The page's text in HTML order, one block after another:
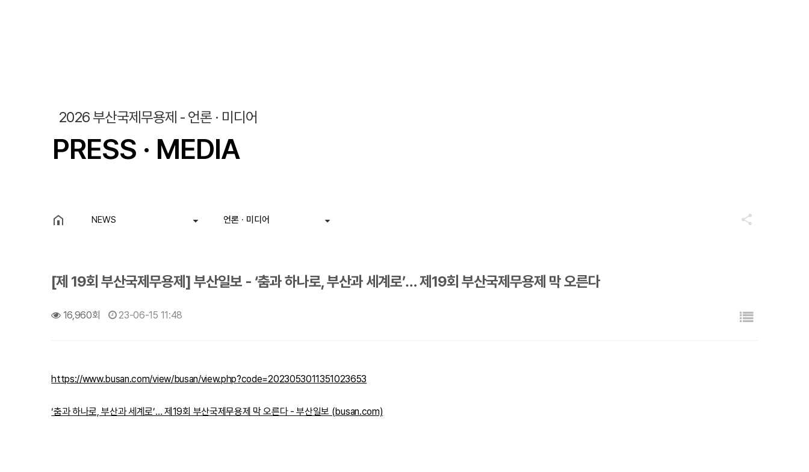
2026 부산국제무용제 - 언론 · 미디어
PRESS · MEDIA
NEWS 언론 · 미디어
[제 19회 부산국제무용제] 부산일보 - ‘춤과 하나로, 부산과 세계로’… 제19회 부산국제무용제 막 오른다
16,960회 23-06-15 11:48
https://www.busan.com/view/busan/view.php?code=2023053011351023653
‘춤과 하나로, 부산과 세계로’… 제19회 부산국제무용제 막 오른다 - 부산일보 (busan.com)